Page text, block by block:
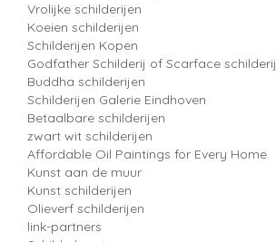
Vrolijke schilderijen
Koeien schilderijen
Schilderijen Kopen
Godfather Schilderij of Scarface schilderij
Buddha schilderijen
Schilderijen Galerie Eindhoven
Betaalbare schilderijen
zwart wit schilderijen
Affordable Oil Paintings for Every Home
Kunst aan de muur
Kunst schilderijen
Olieverf schilderijen
link-partners